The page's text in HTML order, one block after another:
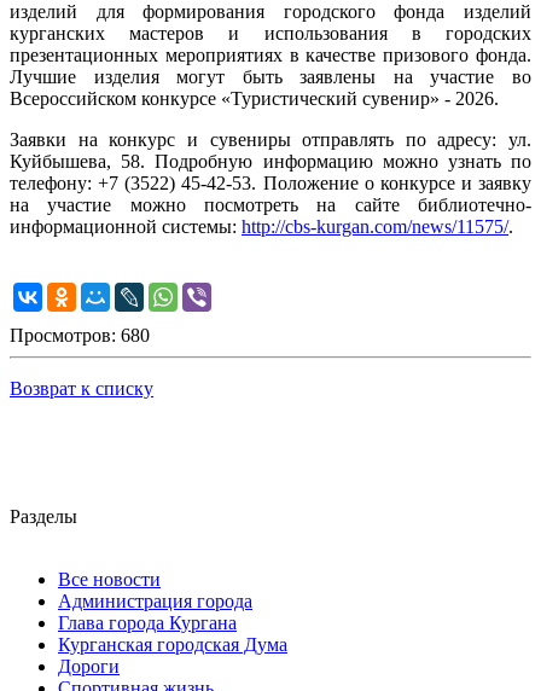
изделий для формирования городского фонда изделий
курганских мастеров и использования в городских
презентационных мероприятиях в качестве призового фонда.
Лучшие изделия могут быть заявлены на участие во
Всероссийском конкурсе «Туристический сувенир» - 2026.
Заявки на конкурс и сувениры отправлять по адресу: ул.
Куйбышева, 58. Подробную информацию можно узнать по
телефону: +7 (3522) 45-42-53. Положение о конкурсе и заявку
на участие можно посмотреть на сайте библиотечно-
информационной системы: http://cbs-kurgan.com/news/11575/.
Просмотров: 680
Возврат к списку
Разделы
Все новости
Администрация города
Глава города Кургана
Курганская городская Дума
Дороги